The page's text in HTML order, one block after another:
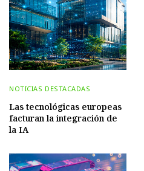
NOTICIAS DESTACADAS
Las tecnológicas europeas
facturan la integración de
la IA